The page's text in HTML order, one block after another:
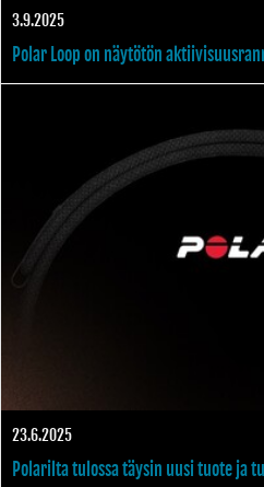
3.9.2025
Polar Loop on näytötön
tilausmaksun muodossa
23.6.2025
Polarilta tulossa täysin uusi tuote ja